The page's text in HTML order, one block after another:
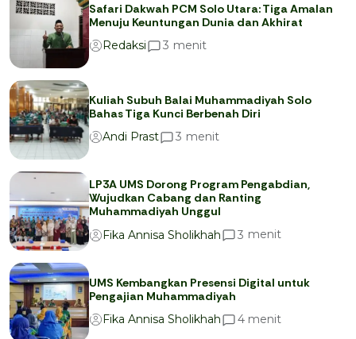
Safari Dakwah PCM Solo Utara: Tiga Amalan
Menuju Keuntungan Dunia dan Akhirat
Redaksi
3 menit
Kuliah Subuh Balai Muhammadiyah Solo
Bahas Tiga Kunci Berbenah Diri
Andi Prast
3 menit
LP3A UMS Dorong Program Pengabdian,
Wujudkan Cabang dan Ranting
Muhammadiyah Unggul
Fika Annisa Sholikhah
3 menit
UMS Kembangkan Presensi Digital untuk
Pengajian Muhammadiyah
Fika Annisa Sholikhah
4 menit